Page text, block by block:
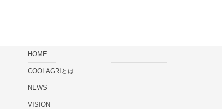
HOME
COOLAGRIとは
NEWS
VISION